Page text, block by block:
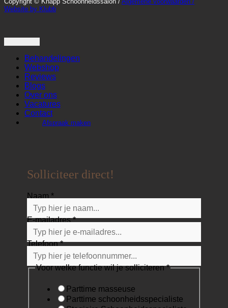
Website by Klubb
Behandelingen
Webshop
Reviews
Blogs
Over ons
Vacatures
Contact
Afspraak maken
Solliciteer direct!
Naam *
E-mailadres*
Telefoon*
CVVoor welke functie wil je solliciteren*
Parttime masseuse
Parttime schoonheidsspecialiste